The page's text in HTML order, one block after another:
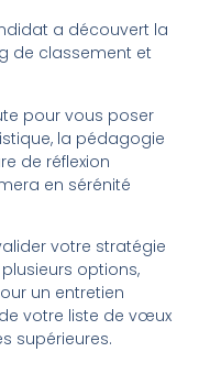
a découvert la
de classement et
pour vous poser
la pédagogie
de réflexion
en sérénité
votre stratégie
options,
un entretien
votre liste de vœux
supérieures.